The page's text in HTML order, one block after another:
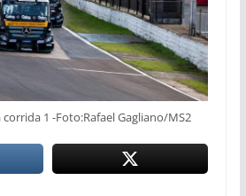
1 -Foto:Rafael Gagliano/MS2